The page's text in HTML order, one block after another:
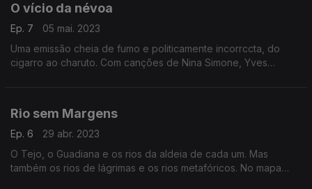
O vício da névoa
Ep. 7
05 mai. 2023
Uma emissão cheia de fumo e politicamente incorrccta, do
cigarro ao charuto. Com canções de Nina Simone, Yves
Rio sem Margens
Ep. 6
29 abr. 2023
O Tejo, o Guadiana e os rios da aldeia de cada um. Mas
também os rios de lágrimas e os rios metafóricos. No mapa